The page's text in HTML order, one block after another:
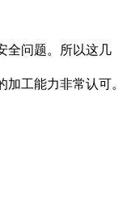
全问题。所以这几
工能力非常认可。